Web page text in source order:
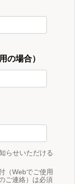
の場合）
らせいただける
（Webでご使用
ご連絡）は必須